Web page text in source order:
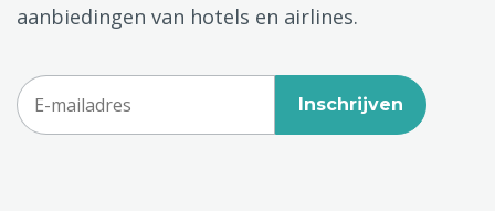
aanbiedingen van hotels en airlines.
Inschrijven